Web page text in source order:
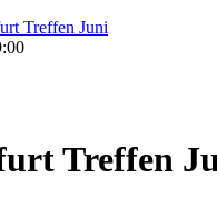
Treffen Juni
Treffen